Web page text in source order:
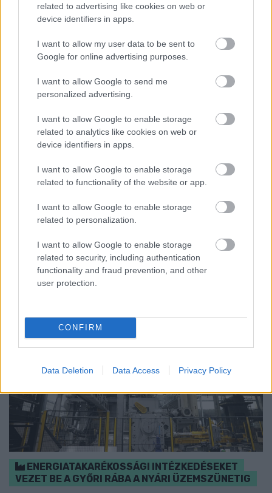
related to advertising like cookies on web or
device identifiers in apps.
I want to allow my user data to be sent to
Google for online advertising purposes.
I want to allow Google to send me
personalized advertising.
I want to allow Google to enable storage
related to analytics like cookies on web or
device identifiers in apps.
I want to allow Google to enable storage
related to functionality of the website or app.
I want to allow Google to enable storage
related to personalization.
I want to allow Google to enable storage
related to security, including authentication
functionality and fraud prevention, and other
user protection.
CONFIRM
Data Deletion Data Access Privacy Policy
FONTOS ÜZENET A HŐSÉGRIADÓ IDEJÉRE: A GYŐR
APPLIKÁCIÓ LETÖLTÉSÉRE BIZTATJA A
LAKOSSÁGOT KÓSA ROLAND
közműrendszereket is fokozottan terheli, ezért érdemes
bekapcsolni a push értesítéseket.
Szólj hozzá!
ENERGIATAKARÉKOSSÁGI INTÉZKEDÉSEKET
VEZET BE A GYŐRI RÁBA A NYÁRI ÜZEMSZÜNETIG